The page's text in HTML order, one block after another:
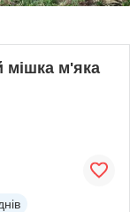
м'яка